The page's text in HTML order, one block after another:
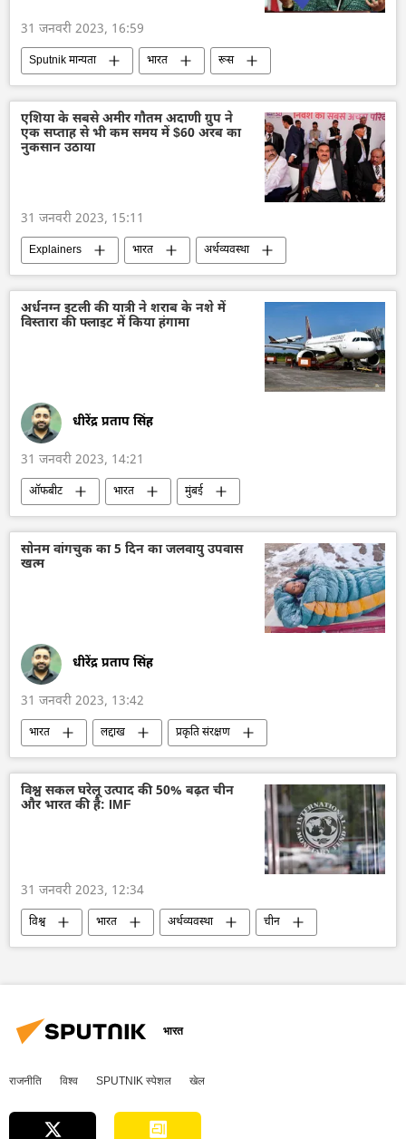
31 जनवरी 2023, 16:59
Sputnik मान्यता भारत
रूस
अमेरिका
हथियारों की आपूर्ति
ब्रह्मोस
विशेषज्ञ
जो बाइडन
संयुक्त राष्ट्र
अर्थव्यवस्था
एशिया के सबसे अमीर गौतम अदाणी ग्रुप ने
एक सप्ताह से भी कम समय में $60 अरब का
नुकसान उठाया
31 जनवरी 2023, 15:11
Explainers भारत
अर्थव्यवस्था
विशेषज्ञ
अडानी एंटरप्राइजेज
रिलायन्स इण्डस्ट्रीज
विवाद
अर्धनग्न इटली की यात्री ने शराब के नशे में
विस्तारा की फ्लाइट में किया हंगामा
धीरेंद्र प्रताप सिंह
31 जनवरी 2023, 14:21
ऑफबीट भारत
मुंबई
हवाई अड्डा
दुर्घटना
शराब
संयुक्त अरब अमीरात
सोनम वांगचुक का 5 दिन का जलवायु उपवास
खत्म
धीरेंद्र प्रताप सिंह
31 जनवरी 2023, 13:42
भारत लद्दाख
प्रकृति संरक्षण
ऑफबीट
विश्व सकल घरेलू उत्पाद की 50% बढ़त चीन
और भारत की है: IMF
31 जनवरी 2023, 12:34
विश्व भारत अर्थव्यवस्था
चीन
तेल
रूसी तेल पर मूल्य सीमा
तेल का आयात
भारत
राजनीति विश्व SPUTNIK स्पेशल खेल